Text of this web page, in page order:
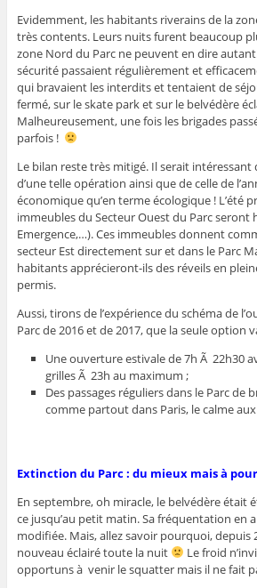
Evidemment, les habitants riverains de la
très contents. Leurs nuits furent beaucoup
zone Nord du Parc ne peuvent en dire
sécurité passaient régulièrement et
qui bravaient les interdits et tentaient de
fermé, sur le skate park et sur le belvédère
Malheureusement, une fois les brigades
parfois !
Le bilan reste très mitigé. Il serait
d’une telle opération ainsi que de celle de
économique qu’en terme écologique ! L’été
immeubles du Secteur Ouest du Parc seront
Emergence,…). Ces immeubles donnent
secteur Est directement sur et dans le Parc
habitants apprécieront-ils des réveils en
permis.
Aussi, tirons de l’expérience du schéma de
Parc de 2016 et de 2017, que la seule option
Une ouverture estivale de 7h Ã 22h30
grilles Ã 23h au maximum ;
Des passages réguliers dans le Parc de
comme partout dans Paris, le calme
Extinction du Parc : du mieux mais à
En septembre, oh miracle, le belvédère était
ce jusqu’au petit matin. Sa fréquentation en
modifiée. Mais, allez savoir pourquoi, depuis
nouveau éclairé toute la nuit
Le froid
opportuns à venir le squatter mais il ne fait